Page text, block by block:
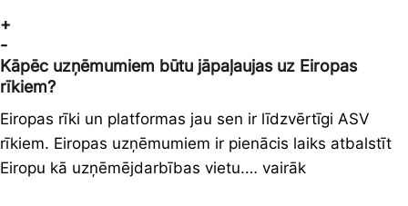
+
-
Kāpēc uzņēmumiem būtu jāpaļaujas uz Eiropas
rīkiem?
Eiropas rīki un platformas jau sen ir līdzvērtīgi ASV
rīkiem. Eiropas uzņēmumiem ir pienācis laiks atbalstīt
Eiropu kā uzņēmējdarbības vietu.… vairāk